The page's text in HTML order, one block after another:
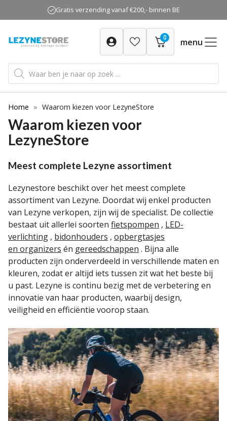
naar
inhoud
Gratis verzending vanaf €200,- binnen BE
0 menu
Producten
zoeken
Home » Waarom kiezen voor LezyneStore
Waarom kiezen voor
LezyneStore
Meest complete Lezyne assortiment
Lezynestore beschikt over het meest complete
assortiment van Lezyne. Doordat wij enkel producten
van Lezyne verkopen, zijn wij de specialist. De collectie
bestaat uit allerlei soorten fietspompen , LED-
verlichting , bidonhouders , opbergtasjes
en organizers én gereedschappen . Bijna alle
producten zijn onderverdeeld in verschillende maten en
kleuren, zodat er altijd iets tussen zit wat het beste bij
u past. Lezyne is continu bezig met de verbetering en
innovatie van haar producten, waarbij design,
veiligheid en efficiëntie voorop staan.